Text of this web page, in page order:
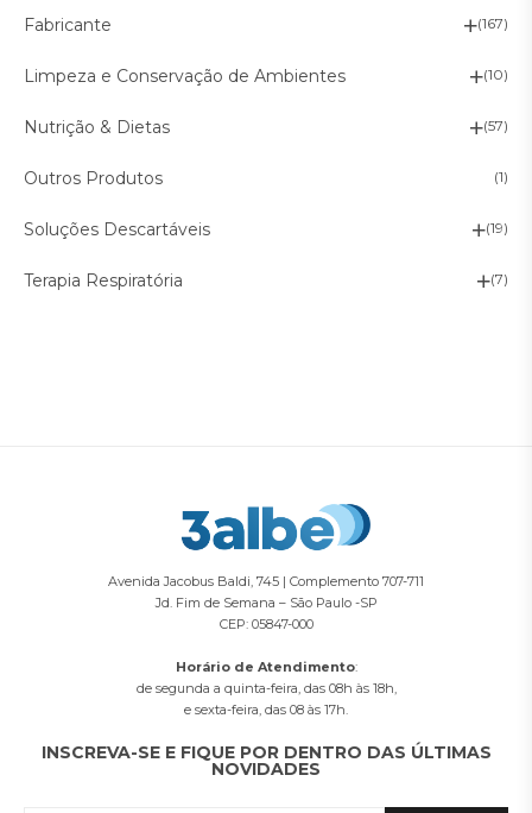
Fabricante (167)
Limpeza e Conservação de Ambientes (10)
Nutrição & Dietas (57)
Outros Produtos (1)
Soluções Descartáveis (19)
Terapia Respiratória (7)
Avenida Jacobus Baldi, 745 | Complemento 707-711
Jd. Fim de Semana – São Paulo -SP
CEP: 05847-000
Horário de Atendimento:
de segunda a quinta-feira, das 08h às 18h,
e sexta-feira, das 08 às 17h.
INSCREVA-SE E FIQUE POR DENTRO DAS ÚLTIMAS
NOVIDADES